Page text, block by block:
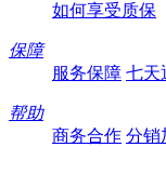
如何享受质保
保障
服务保障 七天
帮助
商务合作 分销